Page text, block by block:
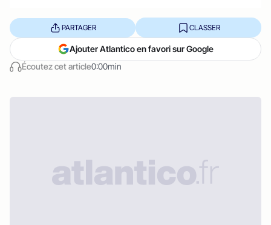
Écoutez cet article0:00min
PARTAGER CLASSER
Ajouter Atlantico en favori sur Google